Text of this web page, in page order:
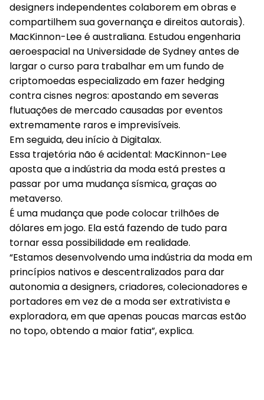
designers independentes colaborem em obras e
compartilhem sua governança e direitos autorais).
MacKinnon-Lee é australiana. Estudou engenharia
aeroespacial na Universidade de Sydney antes de
largar o curso para trabalhar em um fundo de
criptomoedas especializado em fazer hedging
contra cisnes negros: apostando em severas
flutuações de mercado causadas por eventos
extremamente raros e imprevisíveis.
Em seguida, deu início à Digitalax.
Essa trajetória não é acidental: MacKinnon-Lee
aposta que a indústria da moda está prestes a
passar por uma mudança sísmica, graças ao
metaverso.
É uma mudança que pode colocar trilhões de
dólares em jogo. Ela está fazendo de tudo para
tornar essa possibilidade em realidade.
“Estamos desenvolvendo uma indústria da moda em
princípios nativos e descentralizados para dar
autonomia a designers, criadores, colecionadores e
portadores em vez de a moda ser extrativista e
exploradora, em que apenas poucas marcas estão
no topo, obtendo a maior fatia”, explica.